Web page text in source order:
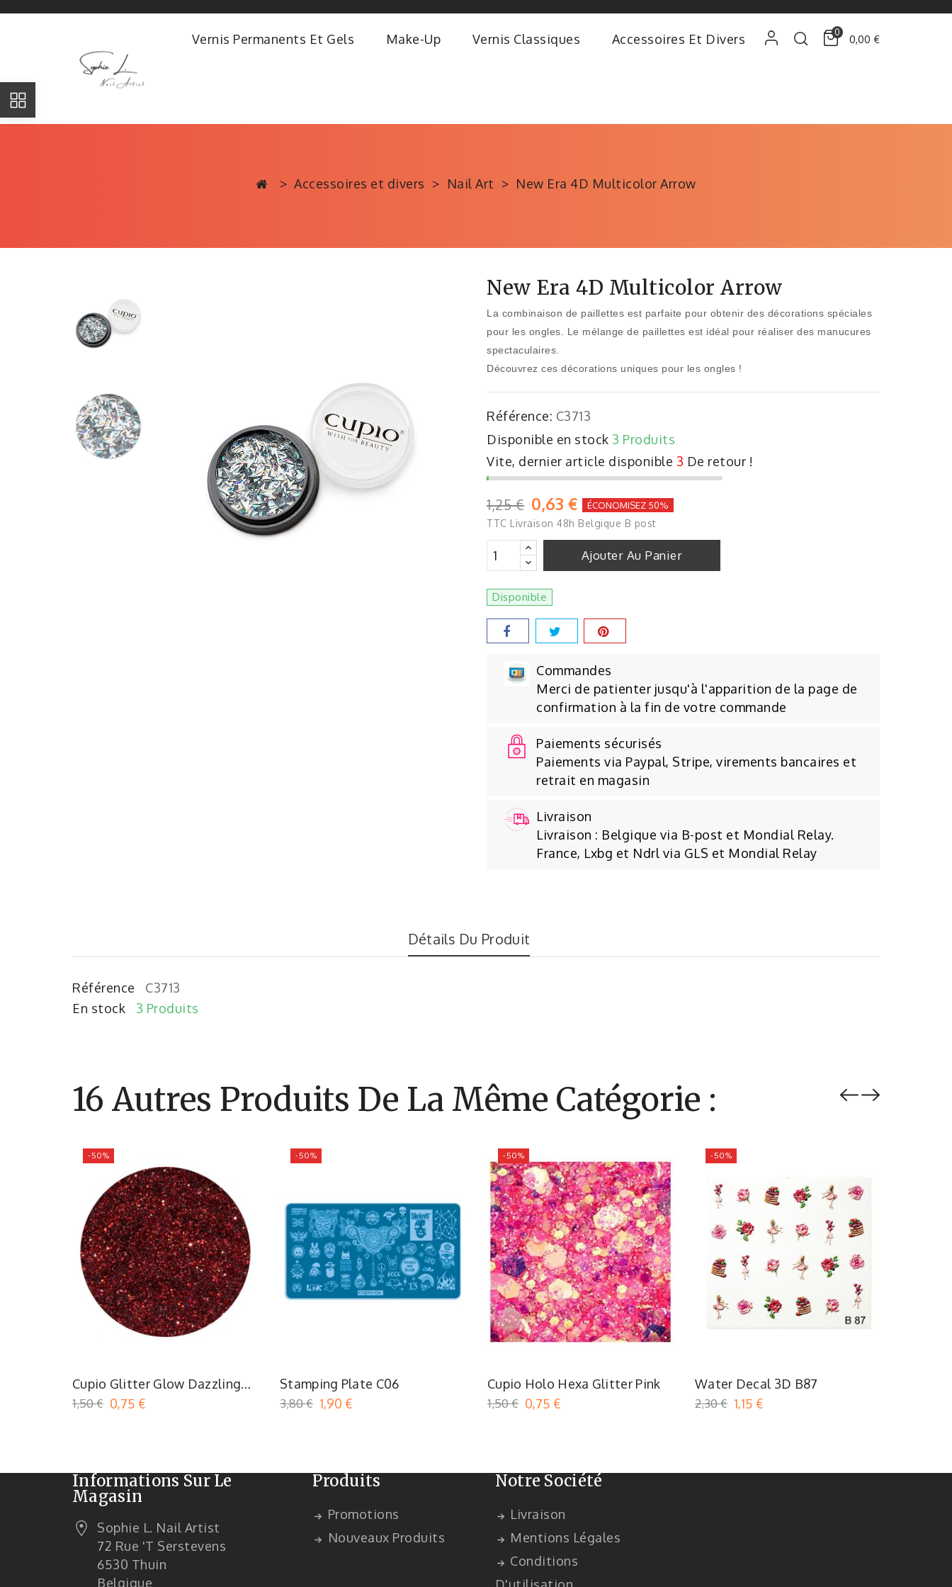
0
0,00 €
Vernis Permanents Et Gels Make-Up Vernis Classiques Accessoires Et Divers
Accessoires et divers Nail Art New Era 4D Multicolor Arrow
New Era 4D Multicolor Arrow
La combinaison de paillettes est parfaite pour obtenir des décorations spéciales
pour les ongles. Le mélange de paillettes est idéal pour réaliser des manucures
spectaculaires.
Découvrez ces décorations uniques pour les ongles !
Référence: C3713
Disponible en stock 3 Produits
Vite, dernier article disponible 3 De retour !
1,25 € 0,63 € ÉCONOMISEZ 50%
TTC Livraison 48h Belgique B post
Ajouter Au Panier
Disponible
Commandes
Merci de patienter jusqu'à l'apparition de la page de
confirmation à la fin de votre commande
Paiements sécurisés
Paiements via Paypal, Stripe, virements bancaires et
retrait en magasin
Livraison
Livraison : Belgique via B-post et Mondial Relay.
France, Lxbg et Ndrl via GLS et Mondial Relay
Détails Du Produit
Référence
C3713
En stock
3 Produits
16 Autres Produits De La Même Catégorie :
-50%
Cupio Glitter Glow Dazzling
Sangria
1,50 € 0,75 €
-50%
Stamping Plate C06
3,80 € 1,90 €
-50%
Cupio Holo Hexa Glitter Pink
1,50 € 0,75 €
-50%
Water Decal 3D B87
2,30 € 1,15 €
Informations Sur Le
Magasin
Sophie L. Nail Artist
72 Rue 't Serstevens
6530 Thuin
Belgique
Produits
Promotions
Nouveaux Produits
Notre Société
Livraison
Mentions Légales
Conditions